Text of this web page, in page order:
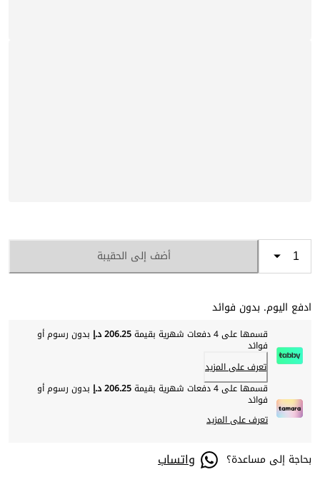
أضف إلى الحقيبة
ادفع اليوم. بدون فوائد
قسمها على 4 دفعات شهرية بقيمة 206.25 د.إ بدون رسوم أو
فوائد
تعرف على المزيد
قسمها على 4 دفعات شهرية بقيمة
206.25 د.إ بدون رسوم أو
فوائد
تعرف على المزيد
بحاجة إلى مساعدة؟ واتساب